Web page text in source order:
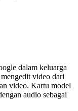
dalam keluarga
video dari
video. Kartu model
audio sebagai